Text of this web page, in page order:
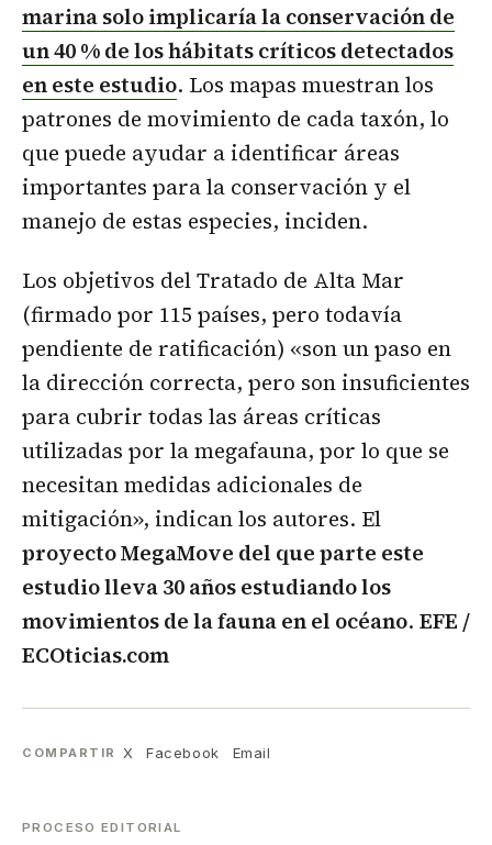
marina solo implicaría la conservación de
un 40 % de los hábitats críticos detectados
en este estudio. Los mapas muestran los
patrones de movimiento de cada taxón, lo
que puede ayudar a identificar áreas
importantes para la conservación y el
manejo de estas especies, inciden.
Los objetivos del Tratado de Alta Mar
(firmado por 115 países, pero todavía
pendiente de ratificación) «son un paso en
la dirección correcta, pero son insuficientes
para cubrir todas las áreas críticas
utilizadas por la megafauna, por lo que se
necesitan medidas adicionales de
mitigación», indican los autores. El
proyecto MegaMove del que parte este
estudio lleva 30 años estudiando los
movimientos de la fauna en el océano. EFE /
ECOticias.com
COMPARTIR X Facebook Email
PROCESO EDITORIAL